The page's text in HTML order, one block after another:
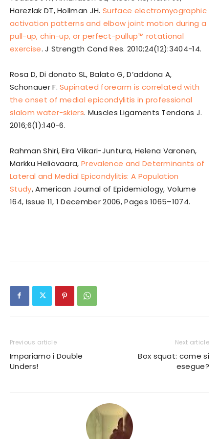
Harezlak DT, Hollman JH.Surface electromyographic
activation patterns and elbow joint motion during a
pull-up, chin-up, or perfect-pullup™ rotational
exercise. J Strength Cond Res. 2010;24(12):3404-14.
Rosa D, Di donato SL, Balato G, D’addona A,
Schonauer F.Supinated forearm is correlated with
the onset of medial epicondylitis in professional
slalom water-skiers. Muscles Ligaments Tendons J.
2016;6(1):140-6.
Rahman Shiri, Eira Viikari-Juntura, Helena Varonen,
Markku Heliövaara,Prevalence and Determinants of
Lateral and Medial Epicondylitis: A Population
Study, American Journal of Epidemiology, Volume
164, Issue 11, 1 December 2006, Pages 1065–1074.
Previous article
Impariamo i Double
Unders!
Next article
Box squat: come si
esegue?